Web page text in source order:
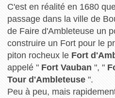
C'est en réalité en 1680
passage dans la ville de
de Faire d'Ambleteuse un
construire un Fort pour le
piton rocheux le Fort
appelé " Fort Vauban ", "
Tour d'Ambleteuse".
Peu à peu, mais